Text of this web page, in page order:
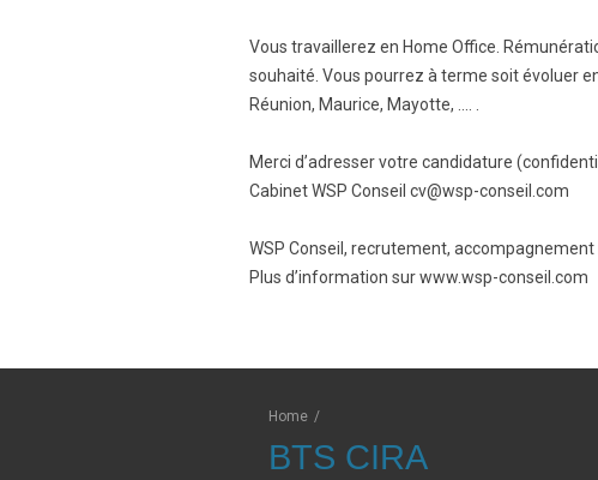
Vous travaillerez en Home Office.
souhaité. Vous pourrez à terme soit évoluer
Réunion, Maurice, Mayotte, …. .
Merci d’adresser votre candidature
Cabinet WSP Conseil cv@wsp-conseil.com
WSP Conseil, recrutement,
Plus d’information sur www.wsp-conseil.com
Home /
BTS CIRA